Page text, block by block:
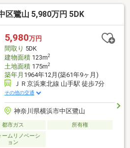
徒歩5分圏内のため、お買い物も徒
ーション】・横浜市立立野小学校
仲尾台中学校 約670m 徒歩9分・
店 約200m 徒歩3分・セブンイレ
徒歩4分・鷺山公園 約310m 徒歩
区鷺山 5,980万円 5DK
5,980万円
間取り 5DK
建物面積123m2
土地面積175m2
築年月 1964年12月(築61年9ヶ月)
ＪＲ京浜東北線 山手駅 徒歩7分
その他の交通
神奈川県横浜市中区鷺山
都市ガス 所有権
ームリノベーシ
ョン